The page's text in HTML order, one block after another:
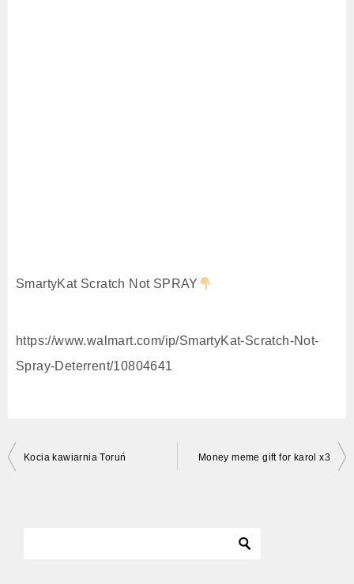
SmartyKat Scratch Not SPRAY
https://www.walmart.com/ip/SmartyKat-Scratch-Not-
Spray-Deterrent/10804641
投
Kocia kawiarnia Toruń Money meme gift for karol x3